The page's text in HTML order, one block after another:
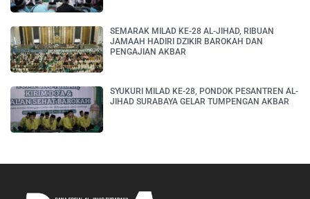
SEMARAK MILAD KE-28 AL-JIHAD, RIBUAN
JAMAAH HADIRI DZIKIR BAROKAH DAN
PENGAJIAN AKBAR
SYUKURI MILAD KE-28, PONDOK PESANTREN AL-
JIHAD SURABAYA GELAR TUMPENGAN AKBAR